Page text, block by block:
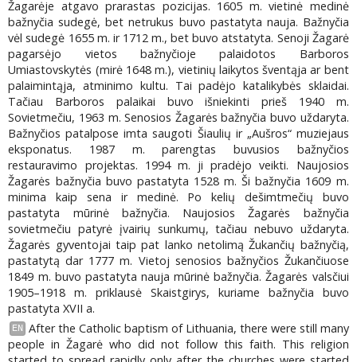
Žagarėje atgavo prarastas pozicijas. 1605 m. vietinė medinė
bažnyčia sudegė, bet netrukus buvo pastatyta nauja. Bažnyčia
vėl sudegė 1655 m. ir 1712 m., bet buvo atstatyta. Senoji Žagarė
pagarsėjo vietos bažnyčioje palaidotos Barboros
Umiastovskytės (mirė 1648 m.), vietinių laikytos šventąja ar bent
palaimintąja, atminimo kultu. Tai padėjo katalikybės sklaidai.
Tačiau Barboros palaikai buvo išniekinti prieš 1940 m.
Sovietmečiu, 1963 m. Senosios Žagarės bažnyčia buvo uždaryta.
Bažnyčios patalpose imta saugoti Šiaulių ir „Aušros“ muziejaus
eksponatus. 1987 m. parengtas buvusios bažnyčios
restauravimo projektas. 1994 m. ji pradėjo veikti. Naujosios
Žagarės bažnyčia buvo pastatyta 1528 m. Ši bažnyčia 1609 m.
minima kaip sena ir medinė. Po kelių dešimtmečių buvo
pastatyta mūrinė bažnyčia. Naujosios Žagarės bažnyčia
sovietmečiu patyrė įvairių sunkumų, tačiau nebuvo uždaryta.
Žagarės gyventojai taip pat lanko netolimą Žukančių bažnyčią,
pastatytą dar 1777 m. Vietoj senosios bažnyčios Žukančiuose
1849 m. buvo pastatyta nauja mūrinė bažnyčia. Žagarės valsčiui
1905–1918 m. priklausė Skaistgirys, kuriame bažnyčia buvo
pastatyta XVII a.
EN
After the Catholic baptism of Lithuania, there were still many
people in Žagarė who did not follow this faith. This religion